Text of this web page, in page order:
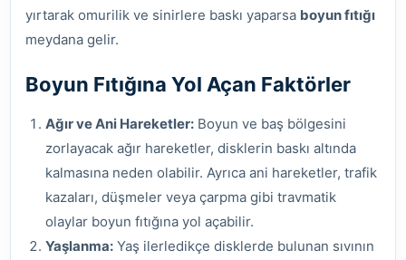
yırtarak omurilik ve sinirlere baskı yaparsa boyun fıtığı
meydana gelir.
Boyun Fıtığına Yol Açan Faktörler
Ağır ve Ani Hareketler: Boyun ve baş bölgesini
zorlayacak ağır hareketler, disklerin baskı altında
kalmasına neden olabilir. Ayrıca ani hareketler, trafik
kazaları, düşmeler veya çarpma gibi travmatik
olaylar boyun fıtığına yol açabilir.
Yaşlanma: Yaş ilerledikçe disklerde bulunan sıvının